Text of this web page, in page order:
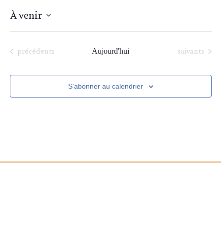
À venir
une
Séances
précédents Aujourd'hui Séances
suivants
S’abonner au calendrier